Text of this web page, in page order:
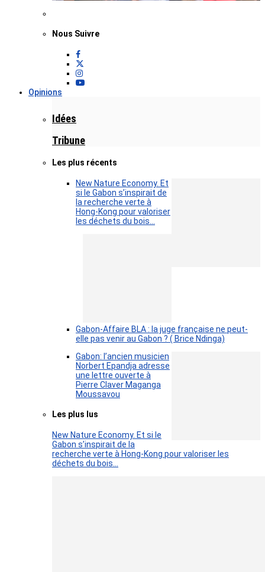
Nous Suivre
Opinions
Idées
Tribune
Les plus récents
New Nature Economy. Et
si le Gabon s’inspirait de
la recherche verte à
Hong-Kong pour valoriser
les déchets du bois…
Gabon-Affaire BLA : la juge française ne peut-
elle pas venir au Gabon ? ( Brice Ndinga)
Gabon: l’ancien musicien
Norbert Epandja adresse
une lettre ouverte à
Pierre Claver Maganga
Moussavou
Les plus lus
New Nature Economy. Et si le
Gabon s’inspirait de la
recherche verte à Hong-Kong pour valoriser les
déchets du bois…